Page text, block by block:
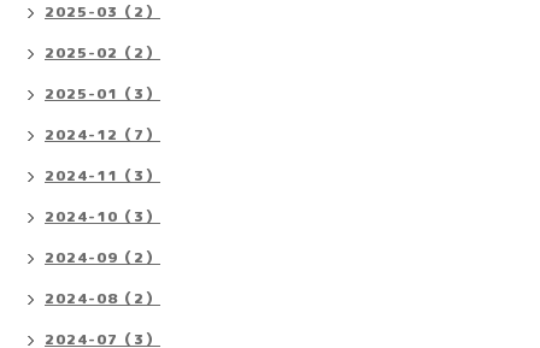
2025-03（2）
2025-02（2）
2025-01（3）
2024-12（7）
2024-11（3）
2024-10（3）
2024-09（2）
2024-08（2）
2024-07（3）